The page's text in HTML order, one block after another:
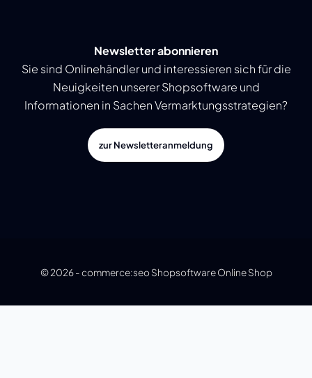
Newsletter abonnieren
Sie sind Onlinehändler und interessieren sich für die
Neuigkeiten unserer Shopsoftware und
Informationen in Sachen Vermarktungsstrategien?
zur Newsletteranmeldung
© 2026 -commerce:seo Shopsoftware Online Shop